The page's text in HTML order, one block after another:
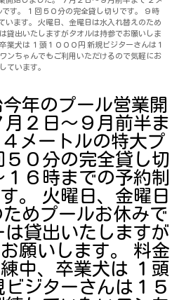
す。 １回５０分の完全貸し切りです。 ９時
います。 火曜日、金曜日は水入れ替えのため
貸出いたしますがタオルは持参でお願いしま
業犬は １頭１０００円 新規ビジターさんは１
ンちゃんでもご利用いただけるので気軽にお
ています。
年のプール営業開
２日～９月前半ま
メートルの特大プ
０分の完全貸し切
６時までの予約制
。 火曜日、金曜日
めプールお休みで
貸出いたしますが
願いします。 料金
中、卒業犬は １頭
ビジターさんは１５